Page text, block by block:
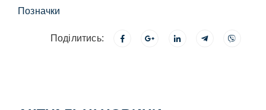
Позначки
Поділитись: